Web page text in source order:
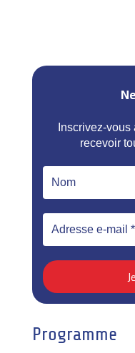
Inscrivez-
recevoir
Programme